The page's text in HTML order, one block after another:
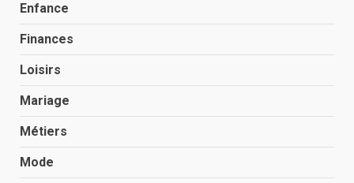
Enfance
Finances
Loisirs
Mariage
Métiers
Mode